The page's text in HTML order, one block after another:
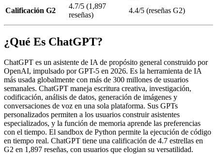
Calificación G2
4.7/5 (1,897
reseñas)
4.4/5 (reseñas G2)
¿Qué Es ChatGPT?
ChatGPT es un asistente de IA de propósito general construido por
OpenAI, impulsado por GPT-5 en 2026. Es la herramienta de IA
más usada globalmente con más de 300 millones de usuarios
semanales. ChatGPT maneja escritura creativa, investigación,
codificación, análisis de datos, generación de imágenes y
conversaciones de voz en una sola plataforma. Sus GPTs
personalizados permiten a los usuarios construir asistentes
especializados, y la función de memoria aprende las preferencias
con el tiempo. El sandbox de Python permite la ejecución de código
en tiempo real. ChatGPT tiene una calificación de 4.7 estrellas en
G2 en 1,897 reseñas, con usuarios que elogian su versatilidad.